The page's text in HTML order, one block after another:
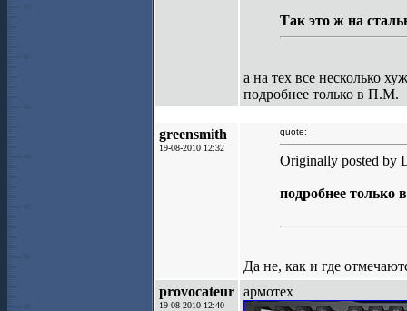
Так это ж на
а на тех все несколько
подробнее только в П.М.
greensmith
19-08-2010 12:32
quote:
Originally posted by
подробнее только
Да не, как и где
provocateur
19-08-2010 12:40
армотех